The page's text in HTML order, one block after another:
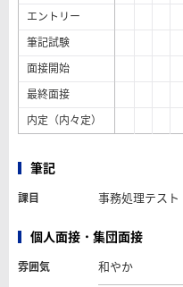
エントリー
筆記試験
面接開始
最終面接
内定（内々定）
筆記
課目 事務処理テスト
個人面接・集団面接
雰囲気 和やか